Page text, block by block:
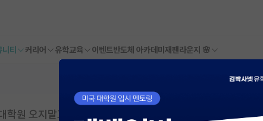
티 커리어 유학교육 이벤트반도체 아카데미 재팬라운지 🌸
원 오지말고 바로 취업하라고 하던데